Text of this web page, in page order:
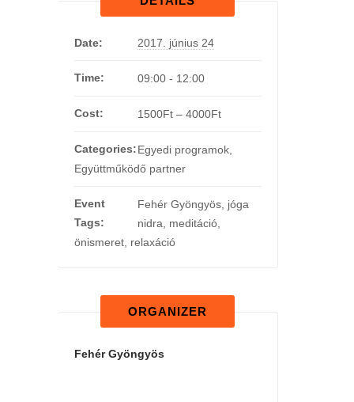
Date: 2017. június 24
Time: 09:00 - 12:00
Cost: 1500Ft – 4000Ft
Categories:Egyedi programok,
Együttműködő partner
Event
Tags:
Fehér Gyöngyös, jóga
nidra
meditáció,
önismeret, relaxáció
ORGANIZER
Fehér Gyöngyös